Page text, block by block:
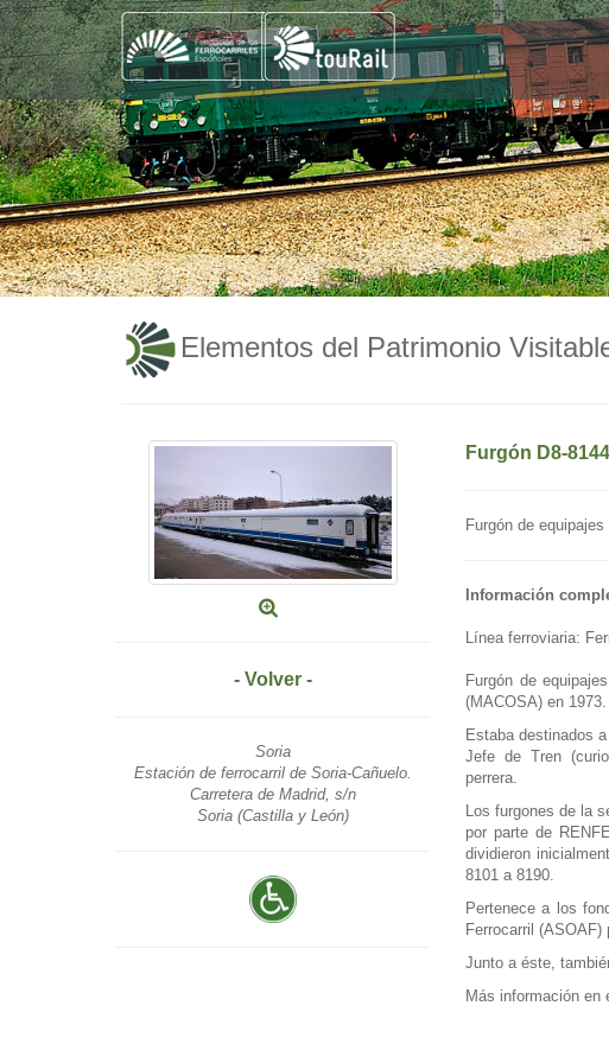
Elementos del Patrimonio
- Volver -
Soria
Estación de ferrocarril de Soria-Cañuelo.
Carretera de Madrid, s/n
Soria (Castilla y León)
Furgón D8-8144
Furgón de equipajes
Información
Línea ferroviaria:
Furgón de
(MACOSA) en 1973.
Estaba destinados
Jefe de Tren
perrera.
Los furgones de la
por parte de
dividieron
8101 a 8190.
Pertenece a los
Ferrocarril
Junto a éste,
Más información en